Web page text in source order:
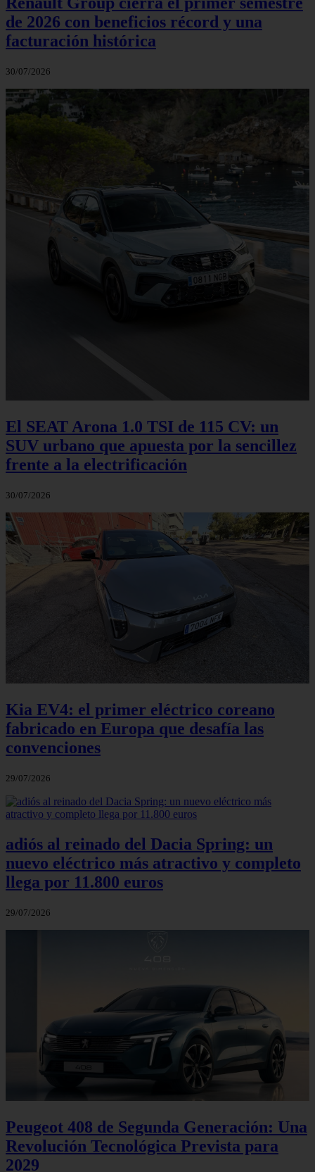
de 2026 con beneficios récord y una
facturación histórica
30/07/2026
El SEAT Arona 1.0 TSI de 115 CV: un
SUV urbano que apuesta por la sencillez
frente a la electrificación
30/07/2026
Kia EV4: el primer eléctrico coreano
fabricado en Europa que desafía las
convenciones
29/07/2026
adiós al reinado del Dacia Spring: un
nuevo eléctrico más atractivo y completo
llega por 11.800 euros
29/07/2026
Peugeot 408 de Segunda Generación: Una
Revolución Tecnológica Prevista para
2029